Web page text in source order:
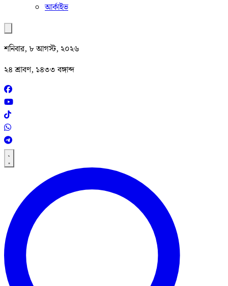
আর্কাইভ
শনিবার, ৮ আগস্ট, ২০২৬
২৪ শ্রাবণ, ১৪৩৩ বঙ্গাব্দ